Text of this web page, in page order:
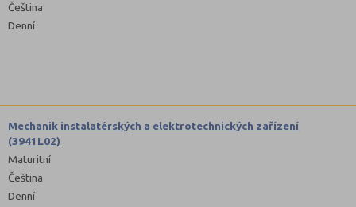
Čeština
Denní
Mechanik instalatérských a elektrotechnických zařízení
(3941L02)
Maturitní
Čeština
Denní